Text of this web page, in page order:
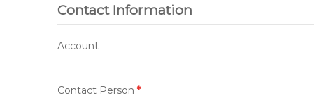
Contact Information
Account
Contact Person *